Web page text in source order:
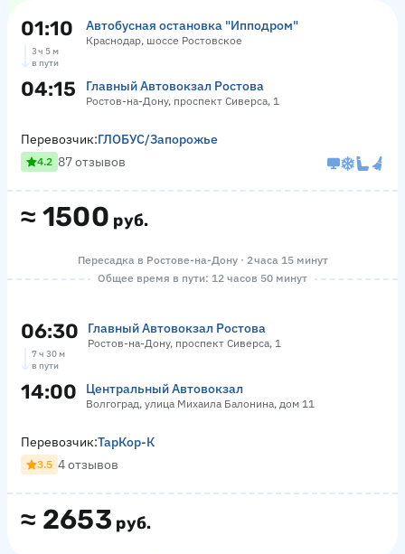
01:10 Автобусная остановка "Ипподром"
Краснодар, шоссе Ростовское
3 ч 5 м
в пути
04:15 Главный Автовокзал Ростова
Ростов-на-Дону, проспект Сиверса, 1
≈ 1500 руб.
Перевозчик:ГЛОБУС/Запорожье
4.2 87 отзывов
Пересадка в Ростове-на-Дону · 2 часа 15 минут
Общее время в пути: 12 часов 50 минут
06:30 Главный Автовокзал Ростова
Ростов-на-Дону, проспект Сиверса, 1
7 ч 30 м
в пути
14:00 Центральный Автовокзал
Волгоград, улица Михаила Балонина, дом 11
≈ 2653 руб.
Перевозчик:ТарКор-К
3.5 4 отзывов